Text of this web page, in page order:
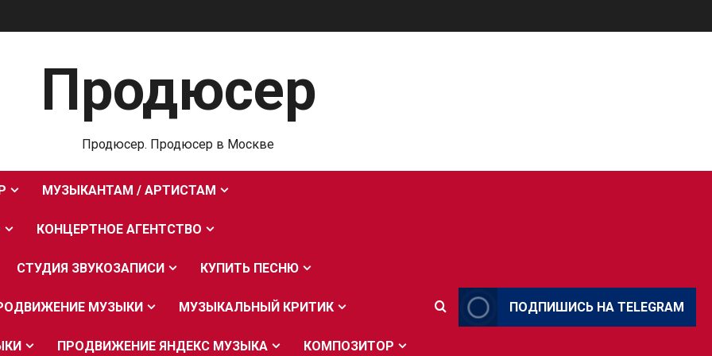
Продюсер
Продюсер. Продюсер в Москве
МУЗЫКАНТАМ / АРТИСТАМ
КОНЦЕРТНОЕ АГЕНТСТВО
СТУДИЯ ЗВУКОЗАПИСИ КУПИТЬ ПЕСНЮ
МУЗЫКИ МУЗЫКАЛЬНЫЙ КРИТИК
ПРОДВИЖЕНИЕ ЯНДЕКС МУЗЫКА КОМПОЗИТОР
ПОДПИШИСЬ НА TELEGRAM